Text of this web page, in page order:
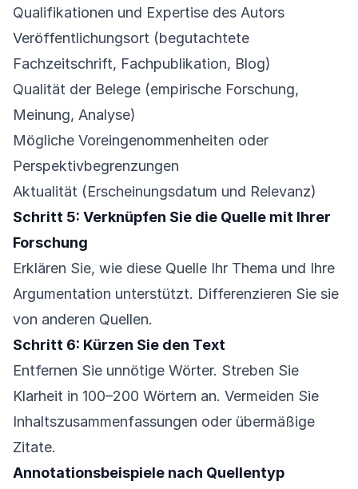
Qualifikationen und Expertise des Autors
Veröffentlichungsort (begutachtete
Fachzeitschrift, Fachpublikation, Blog)
Qualität der Belege (empirische Forschung,
Meinung, Analyse)
Mögliche Voreingenommenheiten oder
Perspektivbegrenzungen
Aktualität (Erscheinungsdatum und Relevanz)
Schritt 5: Verknüpfen Sie die Quelle mit Ihrer
Forschung
Erklären Sie, wie diese Quelle Ihr Thema und Ihre
Argumentation unterstützt. Differenzieren Sie sie
von anderen Quellen.
Schritt 6: Kürzen Sie den Text
Entfernen Sie unnötige Wörter. Streben Sie
Klarheit in 100–200 Wörtern an. Vermeiden Sie
Inhaltszusammenfassungen oder übermäßige
Zitate.
Annotationsbeispiele nach Quellentyp